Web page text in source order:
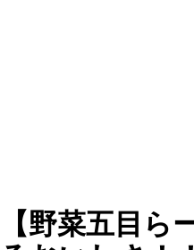
【野菜五目ら